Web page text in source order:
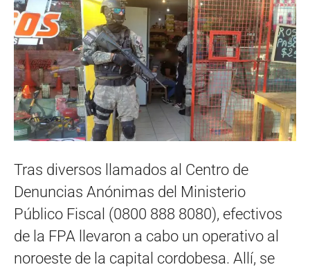
Tras diversos llamados al Centro de
Denuncias Anónimas del Ministerio
Público Fiscal (0800 888 8080), efectivos
de la FPA llevaron a cabo un operativo al
noroeste de la capital cordobesa. Allí, se